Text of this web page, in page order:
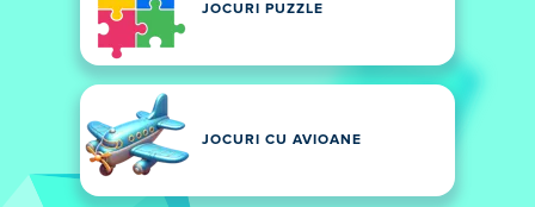
JOCURI PUZZLE
JOCURI CU AVIOANE